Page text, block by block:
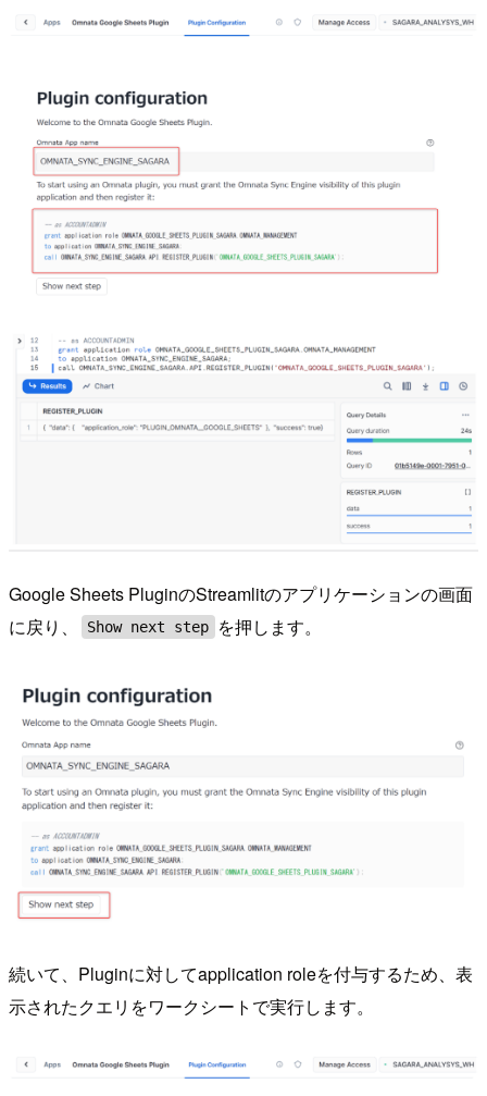
Google Sheets PluginのStreamlitのアプリケーションの画面
に戻り、
Show next step を押します。
続いて、Pluginに対してapplication roleを付与するため、表
示されたクエリをワークシートで実行します。